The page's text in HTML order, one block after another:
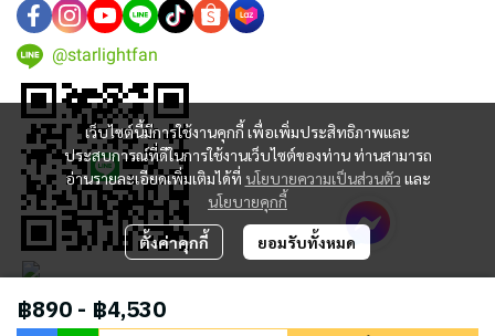
฿890- ฿4,530
เว็บไซต์นี้มีการใช้งานคุกกี้ เพื่อเพิ่มประสิทธิภาพและ
ประสบการณ์ที่ดีในการใช้งานเว็บไซต์ของท่าน ท่านสามารถ
อ่านรายละเอียดเพิ่มเติมได้ที่ นโยบายความเป็นส่วนตัว และ
นโยบายคุกกี้
ตั้งค่าคุกกี้ ยอมรับทั้งหมด
@starlightfan